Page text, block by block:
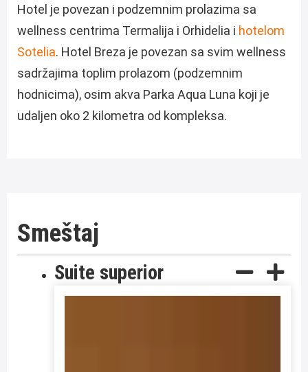
Hotel je povezan i podzemnim prolazima sa
wellness centrima Termalija i Orhidelia i hotelom
Sotelia. Hotel Breza je povezan sa svim wellness
sadržajima toplim prolazom (podzemnim
hodnicima), osim akva Parka Aqua Luna koji je
udaljen oko 2 kilometra od kompleksa.
Smeštaj
Suite superior